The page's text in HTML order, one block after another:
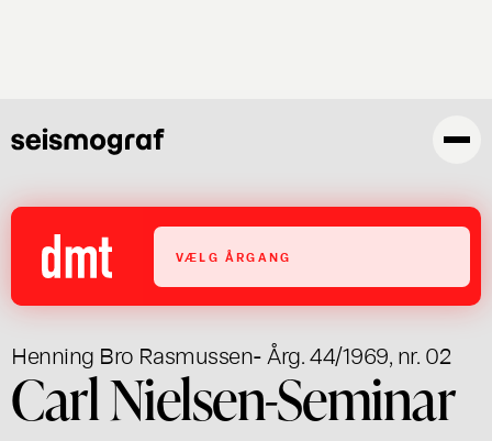
VÆLG ÅRGANG
Henning Bro Rasmussen- Årg. 44/1969, nr. 02
Carl Nielsen-Seminar